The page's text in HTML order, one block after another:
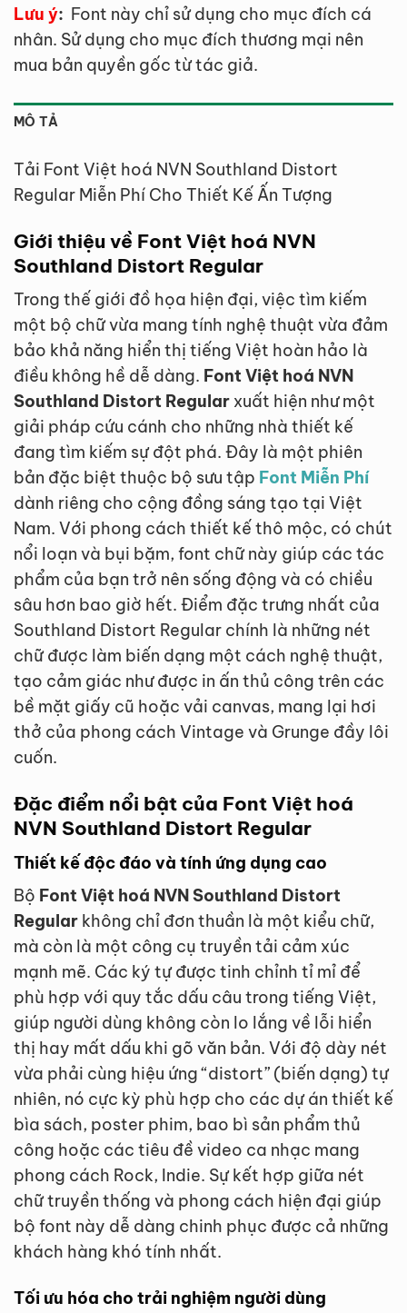
Lưu ý: Font này chỉ sử dụng cho mục đích cá
nhân. Sử dụng cho mục đích thương mại nên
mua bản quyền gốc từ tác giả.
MÔ TẢ
Tải Font Việt hoá NVN Southland Distort
Regular Miễn Phí Cho Thiết Kế Ấn Tượng
Giới thiệu về Font Việt hoá NVN
Southland Distort Regular
Trong thế giới đồ họa hiện đại, việc tìm kiếm
một bộ chữ vừa mang tính nghệ thuật vừa đảm
bảo khả năng hiển thị tiếng Việt hoàn hảo là
điều không hề dễ dàng. Font Việt hoá NVN
Southland Distort Regular xuất hiện như một
giải pháp cứu cánh cho những nhà thiết kế
đang tìm kiếm sự đột phá. Đây là một phiên
bản đặc biệt thuộc bộ sưu tập Font Miễn Phí
dành riêng cho cộng đồng sáng tạo tại Việt
Nam. Với phong cách thiết kế thô mộc, có chút
nổi loạn và bụi bặm, font chữ này giúp các tác
phẩm của bạn trở nên sống động và có chiều
sâu hơn bao giờ hết. Điểm đặc trưng nhất của
Southland Distort Regular chính là những nét
chữ được làm biến dạng một cách nghệ thuật,
tạo cảm giác như được in ấn thủ công trên các
bề mặt giấy cũ hoặc vải canvas, mang lại hơi
thở của phong cách Vintage và Grunge đầy lôi
cuốn.
Đặc điểm nổi bật của Font Việt hoá
NVN Southland Distort Regular
Thiết kế độc đáo và tính ứng dụng cao
Bộ Font Việt hoá NVN Southland Distort
Regular không chỉ đơn thuần là một kiểu chữ,
mà còn là một công cụ truyền tải cảm xúc
mạnh mẽ. Các ký tự được tinh chỉnh tỉ mỉ để
phù hợp với quy tắc dấu câu trong tiếng Việt,
giúp người dùng không còn lo lắng về lỗi hiển
thị hay mất dấu khi gõ văn bản. Với độ dày nét
vừa phải cùng hiệu ứng “distort” (biến dạng) tự
nhiên, nó cực kỳ phù hợp cho các dự án thiết kế
bìa sách, poster phim, bao bì sản phẩm thủ
công hoặc các tiêu đề video ca nhạc mang
phong cách Rock, Indie. Sự kết hợp giữa nét
chữ truyền thống và phong cách hiện đại giúp
bộ font này dễ dàng chinh phục được cả những
khách hàng khó tính nhất.
Tối ưu hóa cho trải nghiệm người dùng